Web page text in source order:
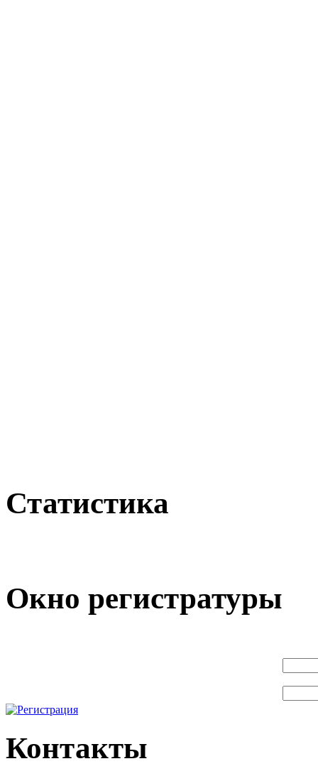
Статистика
Окно регистратуры
Контакты